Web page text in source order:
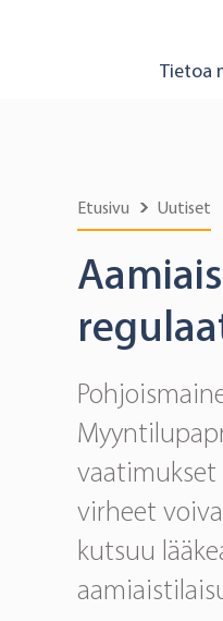
Tietoa
Etusivu Uutiset
virheet
kutsuu